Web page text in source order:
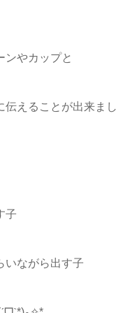
ンやカップと
伝えることが出来ま
子
いながら出す子